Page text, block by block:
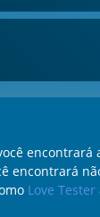
encontrará
encontrará
Love Tester